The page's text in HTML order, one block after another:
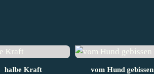
halbe Kraft vom Hund gebissen